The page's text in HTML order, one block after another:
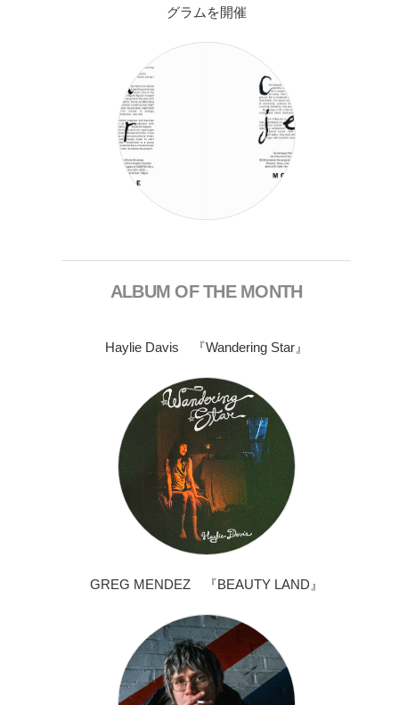
グラムを開催
ALBUM OF THE MONTH
Haylie Davis 『Wandering Star』
GREG MENDEZ 『BEAUTY LAND』